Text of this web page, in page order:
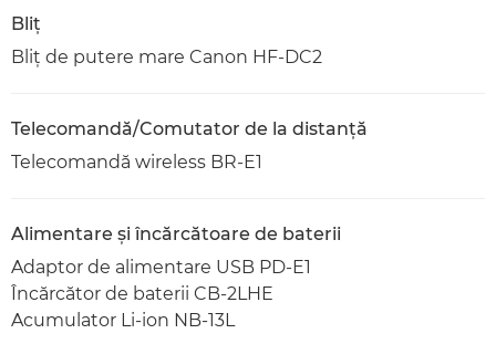
Bliţ
Bliţ de putere mare Canon HF-DC2
Telecomandă/Comutator de la distanţă
Telecomandă wireless BR-E1
Alimentare şi încărcătoare de baterii
Adaptor de alimentare USB PD-E1
Încărcător de baterii CB-2LHE
Acumulator Li-ion NB-13L